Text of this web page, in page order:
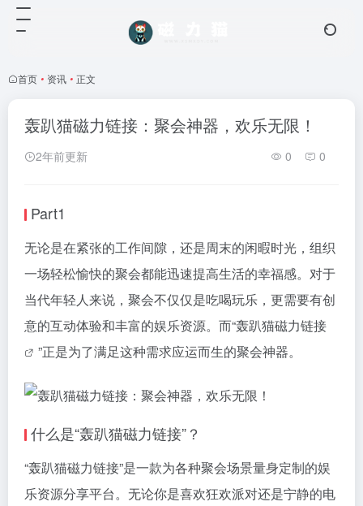
首页 • 资讯 • 正文
轰趴猫磁力链接：聚会神器，欢乐无限！
2年前更新 0 0
Part1
无论是在紧张的工作间隙，还是周末的闲暇时光，组织
一场轻松愉快的聚会都能迅速提高生活的幸福感。对于
当代年轻人来说，聚会不仅仅是吃喝玩乐，更需要有创
意的互动体验和丰富的娱乐资源。而“轰趴猫磁力链接
”正是为了满足这种需求应运而生的聚会神器。
什么是“轰趴猫磁力链接”？
“轰趴猫磁力链接”是一款为各种聚会场景量身定制的娱
乐资源分享平台。无论你是喜欢狂欢派对还是宁静的电